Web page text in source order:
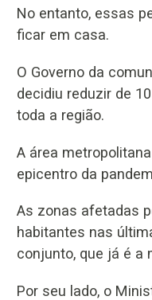
No entanto, essas
ficar em casa.
O Governo da
decidiu reduzir de
toda a região.
A área
epicentro da
As zonas afetadas
habitantes nas
conjunto, que já é a
Por seu lado, o